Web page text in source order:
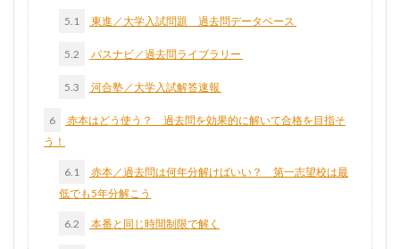
5.1 東進／大学入試問題 過去問データベース
5.2 パスナビ／過去問ライブラリー
5.3 河合塾／大学入試解答速報
6
赤本はどう使う？ 過去問を効果的に解いて合格を目指そ
う！
6.1
赤本／過去問は何年分解けばいい？ 第一志望校は最
低でも5年分解こう
6.2 本番と同じ時間制限で解く